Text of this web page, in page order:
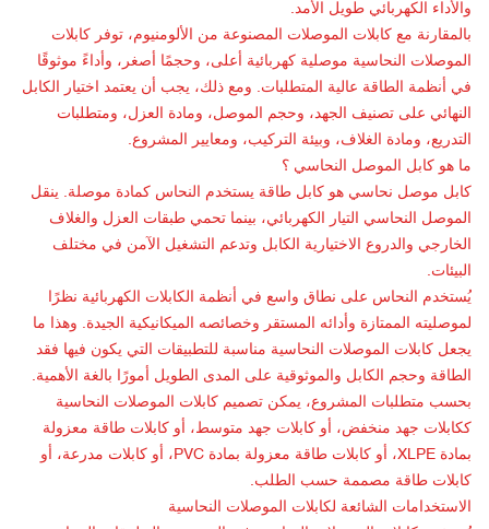
والأداء الكهربائي طويل الأمد.
بالمقارنة مع كابلات الموصلات المصنوعة من الألومنيوم، توفر كابلات
الموصلات النحاسية موصلية كهربائية أعلى، وحجمًا أصغر، وأداءً موثوقًا
في أنظمة الطاقة عالية المتطلبات. ومع ذلك، يجب أن يعتمد اختيار الكابل
النهائي على تصنيف الجهد، وحجم الموصل، ومادة العزل، ومتطلبات
التدريع، ومادة الغلاف، وبيئة التركيب، ومعايير المشروع.
ما هو كابل الموصل النحاسي ؟
كابل موصل نحاسي هو كابل طاقة يستخدم النحاس كمادة موصلة. ينقل
الموصل النحاسي التيار الكهربائي، بينما تحمي طبقات العزل والغلاف
الخارجي والدروع الاختيارية الكابل وتدعم التشغيل الآمن في مختلف
البيئات.
يُستخدم النحاس على نطاق واسع في أنظمة الكابلات الكهربائية نظرًا
لموصليته الممتازة وأدائه المستقر وخصائصه الميكانيكية الجيدة. وهذا ما
يجعل كابلات الموصلات النحاسية مناسبة للتطبيقات التي يكون فيها فقد
الطاقة وحجم الكابل والموثوقية على المدى الطويل أمورًا بالغة الأهمية.
بحسب متطلبات المشروع، يمكن تصميم كابلات الموصلات النحاسية
ككابلات جهد منخفض، أو كابلات جهد متوسط، أو كابلات طاقة معزولة
بمادة XLPE، أو كابلات طاقة معزولة بمادة PVC، أو كابلات مدرعة، أو
كابلات طاقة مصممة حسب الطلب.
الاستخدامات الشائعة لكابلات الموصلات النحاسية